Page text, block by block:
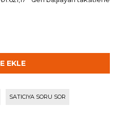
SATICIYA SORU SOR